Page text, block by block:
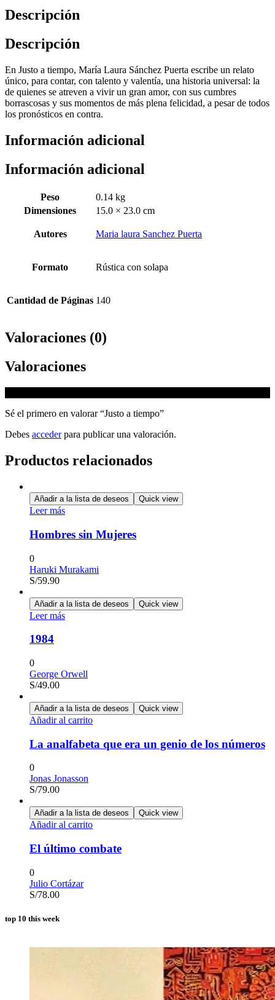
Descripción
Descripción
En Justo a tiempo, María Laura Sánchez Puerta escribe un relato
único, para contar, con talento y valentía, una historia universal: la
de quienes se atreven a vivir un gran amor, con sus cumbres
borrascosas y sus momentos de más plena felicidad, a pesar de todos
los pronósticos en contra.
Información adicional
Información adicional
Peso
0.14 kg
Dimensiones
15.0 × 23.0 cm
Autores Maria laura Sanchez Puerta
Formato Rústica con solapa
Cantidad de Páginas 140
Valoraciones (0)
Valoraciones
Sé el primero en valorar “Justo a tiempo”
Debes accederpara publicar una valoración.
Productos relacionados
Añadir a la lista de deseos Quick view
Leer más
Hombres sin Mujeres
0
Haruki Murakami
S/59.90
Añadir a la lista de deseos Quick view
Leer más
1984
0
George Orwell
S/49.00
Añadir a la lista de deseos Quick view
Añadir al carrito
La analfabeta que era un genio de los números
0
Jonas Jonasson
S/79.00
Añadir a la lista de deseos Quick view
Añadir al carrito
El último combate
0
Julio Cortázar
S/78.00
top 10 this week